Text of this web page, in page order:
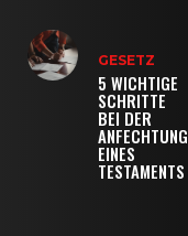
GESETZ
5 WICHTIGE
SCHRITTE
BEI DER
ANFECHTUNG
EINES
TESTAMENTS